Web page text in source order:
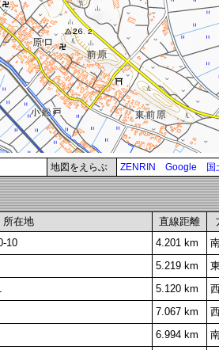
地図をえらぶ ZENRIN Google 国
所在地 直線距離
10 4.201 km
5.219 km 東
5.120 km
7.067 km
6.994 km